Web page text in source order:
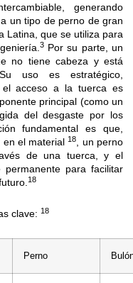
generando
un tipo de perno de gran
Latina, que se utiliza para
3Por su parte, un
no tiene cabeza y está
uso es estratégico,
el acceso a la tuerca es
principal (como un
del desgaste por los
fundamental es que,
en el material18
, un perno
de una tuerca, y el
para facilitar
18
clave: 18
Perno